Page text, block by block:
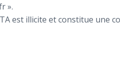
».
est illicite et constitue une